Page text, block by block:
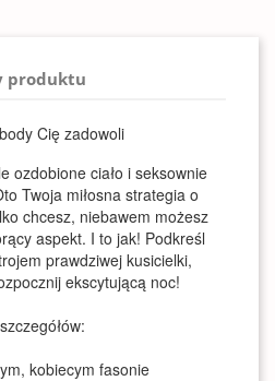
produktu
Cię zadowoli
ozdobione ciało i seksownie
Twoja miłosna strategia o
chcesz, niebawem możesz
aspekt. I to jak! Podkreśl
prawdziwej kusicielki,
ekscytującą noc!
kobiecym fasonie